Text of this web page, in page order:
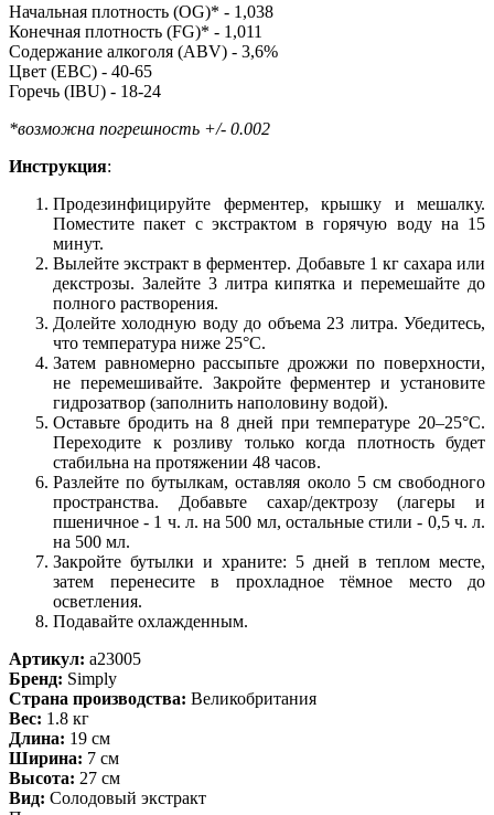
Начальная плотность (OG)* - 1,038
Конечная плотность (FG)* - 1,011
Содержание алкоголя (ABV) - 3,6%
Цвет (EBC) - 40-65
Горечь (IBU) - 18-24
*возможна погрешность +/- 0.002
Инструкция:
Продезинфицируйте ферментер, крышку и мешалку.
Поместите пакет с экстрактом в горячую воду на 15
минут.
Вылейте экстракт в ферментер. Добавьте 1 кг сахара или
декстрозы. Залейте 3 литра кипятка и перемешайте до
полного растворения.
Долейте холодную воду до объема 23 литра. Убедитесь,
что температура ниже 25°C.
Затем равномерно рассыпьте дрожжи по поверхности,
не перемешивайте. Закройте ферментер и установите
гидрозатвор (заполнить наполовину водой).
Оставьте бродить на 8 дней при температуре 20–25°C.
Переходите к розливу только когда плотность будет
стабильна на протяжении 48 часов.
Разлейте по бутылкам, оставляя около 5 см свободного
пространства. Добавьте сахар/дектрозу (лагеры и
пшеничное - 1 ч. л. на 500 мл, остальные стили - 0,5 ч. л.
на 500 мл.
Закройте бутылки и храните: 5 дней в теплом месте,
затем перенесите в прохладное тёмное место до
осветления.
Подавайте охлажденным.
Артикул: a23005
Бренд: Simply
Страна производства: Великобритания
Вес: 1.8 кг
Длина: 19 см
Ширина: 7 см
Высота: 27 см
Вид: Солодовый экстракт